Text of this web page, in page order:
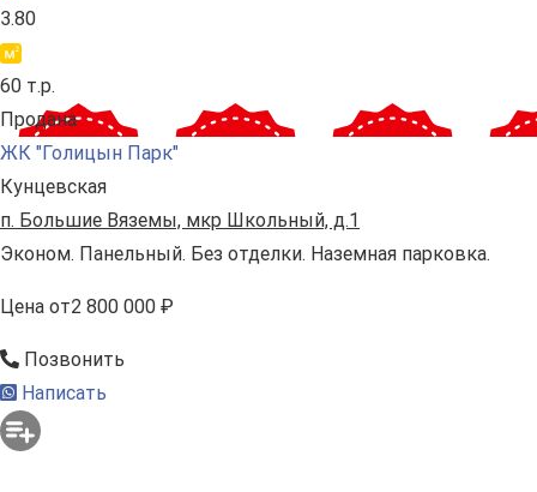
3.80
60 т.р.
Продана
ЖК "Голицын Парк"
Кунцевская
п. Большие Вяземы, мкр Школьный, д.1
Эконом. Панельный. Без отделки. Наземная парковка.
Цена от2 800 000 ₽
Позвонить
Написать